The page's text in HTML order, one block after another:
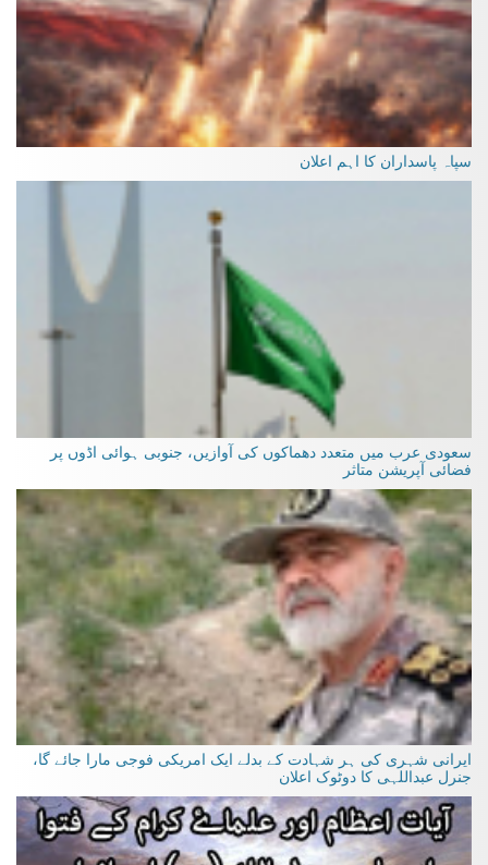
سپاہ پاسداران کا اہم اعلان
سعودی عرب میں متعدد دھماکوں کی آوازیں، جنوبی ہوائی اڈوں پر
فضائی آپریشن متاثر
ایرانی شہری کی ہر شہادت کے بدلے ایک امریکی فوجی مارا جائے گا،
جنرل عبداللہی کا دوٹوک اعلان